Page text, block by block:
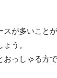
が多いこと
う。
おっしゃる方